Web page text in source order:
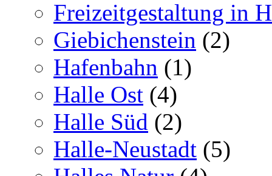
Freizeitgestaltung in
Giebichenstein (2)
Hafenbahn (1)
Halle Ost (4)
Halle Süd (2)
Halle-Neustadt (5)